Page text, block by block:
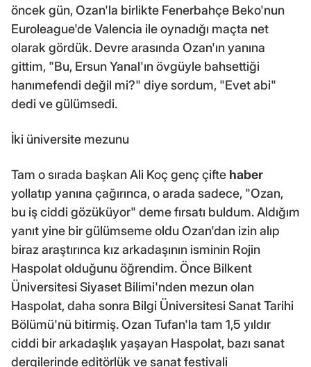
öncek gün, Ozan'la birlikte Fenerbahçe Beko'nun
Euroleague'de Valencia ile oynadığı maçta net
olarak gördük. Devre arasında Ozan'ın yanına
gittim, "Bu, Ersun Yanal'ın övgüyle bahsettiği
hanımefendi değil mi?" diye sordum, "Evet abi"
dedi ve gülümsedi.
İki üniversite mezunu
Tam o sırada başkan Ali Koç genç çifte haber
yollatıp yanına çağırınca, o arada sadece, "Ozan,
bu iş ciddi gözüküyor" deme fırsatı buldum. Aldığım
yanıt yine bir gülümseme oldu Ozan'dan izin alıp
biraz araştırınca kız arkadaşının isminin Rojin
Haspolat olduğunu öğrendim. Önce Bilkent
Üniversitesi Siyaset Bilimi'nden mezun olan
Haspolat, daha sonra Bilgi Üniversitesi Sanat Tarihi
Bölümü'nü bitirmiş. Ozan Tufan'la tam 1,5 yıldır
ciddi bir arkadaşlık yaşayan Haspolat, bazı sanat
dergilerinde editörlük ve sanat festivali